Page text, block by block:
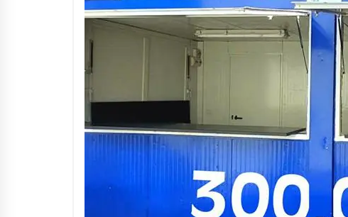
Arrosaren IX. Topaketak –
Mila esker guztioi!
2021/11/11
Segura irratian Arrosaren 20
urteez
Hala Bedi irratiko Hizpidea
saioan Arrosaren 20 urteez